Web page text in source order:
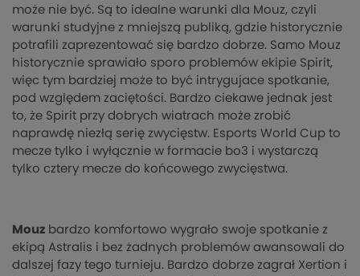
może nie być. Są to idealne warunki dla Mouz, czyli
warunki studyjne z mniejszą publiką, gdzie historycznie
potrafili zaprezentować się bardzo dobrze. Samo Mouz
historycznie sprawiało sporo problemów ekipie Spirit,
więc tym bardziej może to być intrygujace spotkanie,
pod względem zaciętości. Bardzo ciekawe jednak jest
to, że Spirit przy dobrych wiatrach może zrobić
naprawdę niezłą serię zwycięstw. Esports World Cup to
mecze tylko i wyłącznie w formacie bo3 i wystarczą
tylko cztery mecze do końcowego zwycięstwa.
Mouz bardzo komfortowo wygrało swoje spotkanie z
ekipą Astralis i bez żadnych problemów awansowali do
dalszej fazy tego turnieju. Bardzo dobrze zagrał Xertion i